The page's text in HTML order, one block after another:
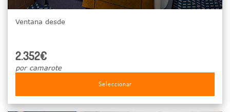
Ventana desde
2.352€
por camarote
Seleccionar